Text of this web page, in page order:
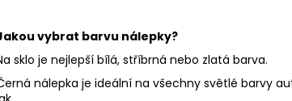
vybrat barvu nálepky?
sklo je nejlepší bílá, stříbrná nebo zlatá barva.
nálepka je ideální na všechny světlé barvy